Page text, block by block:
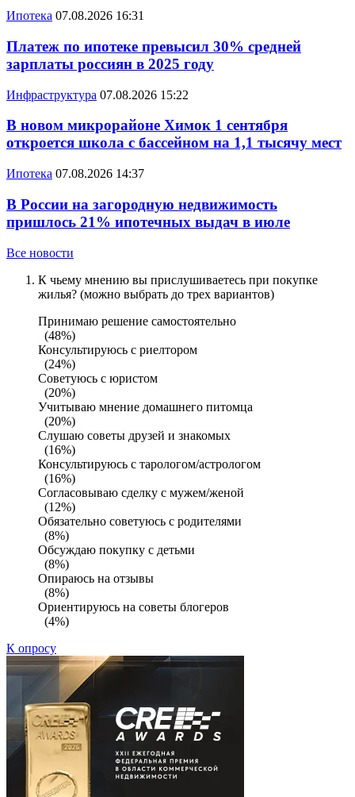
Ипотека 07.08.2026 16:31
Платеж по ипотеке превысил 30% средней
зарплаты россиян в 2025 году
Инфраструктура 07.08.2026 15:22
В новом микрорайоне Химок 1 сентября
откроется школа с бассейном на 1,1 тысячу мест
Ипотека 07.08.2026 14:37
В России на загородную недвижимость
пришлось 21% ипотечных выдач в июле
Все новости
К чьему мнению вы прислушиваетесь при покупке
жилья? (можно выбрать до трех вариантов)
Принимаю решение самостоятельно
(48%)
Консультируюсь с риелтором
(24%)
Советуюсь с юристом
(20%)
Учитываю мнение домашнего питомца
(20%)
Слушаю советы друзей и знакомых
(16%)
Консультируюсь с тарологом/астрологом
(16%)
Согласовываю сделку с мужем/женой
(12%)
Обязательно советуюсь с родителями
(8%)
Обсуждаю покупку с детьми
(8%)
Опираюсь на отзывы
(8%)
Ориентируюсь на советы блогеров
(4%)
К опросу